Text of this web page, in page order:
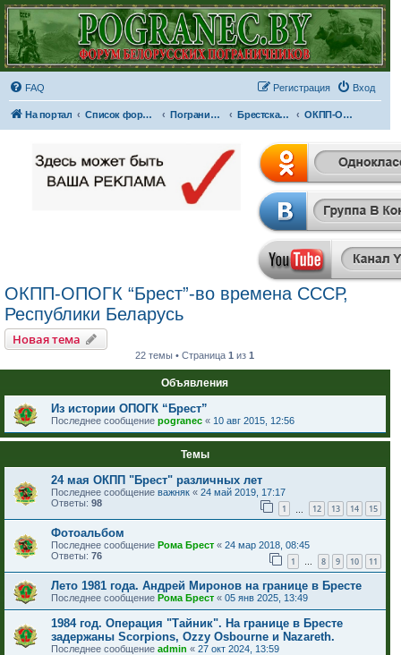
FAQ Вход
Регистрация
На портал Список форумов Пограничные отряды и части Брестская Краснознаменная пограничная группа имени Ф.Э. Дзержинского ОКПП-ОПОГК “Брест”-во времена СССР, Республики Беларусь
ОКПП-ОПОГК “Брест”-во времена СССР,
Республики Беларусь
Новая тема
22 темы • Страница1 из1
Объявления
Из истории ОПОГК “Брест”
Последнее сообщение pogranec « 10 авг 2015, 12:56
Темы
24 мая ОКПП "Брест" различных лет
Последнее сообщение важняк « 24 май 2019, 17:17
Ответы: 98 1 12 13 14 15
Фотоальбом
Последнее сообщение Рома Брест « 24 мар 2018, 08:45
Ответы: 76 1 … 8 9 10 11
Лето 1981 года. Андрей Миронов на границе в Бресте
Последнее сообщение Рома Брест « 05 янв 2025, 13:49
1984 год. Операция "Тайник". На границе в Бресте
задержаны Scorpions, Ozzy Osbourne и Nazareth.
Последнее сообщение admin « 27 окт 2024, 13:59